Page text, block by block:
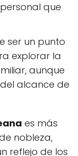
que
ser un punto
explorar la
aunque
alcance de
es más
nobleza,
reflejo de los